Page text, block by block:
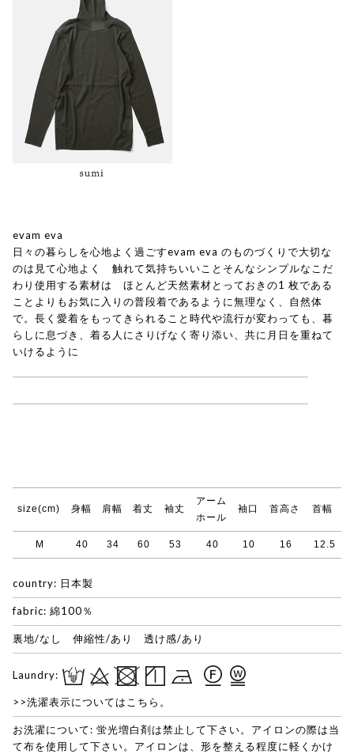
evam eva
日々の暮らしを心地よく過ごすevam eva のものづくりで大切な
のは見て心地よく 触れて気持ちいいことそんなシンプルなこだ
わり使用する素材は ほとんど天然素材とっておきの1 枚である
ことよりもお気に入りの普段着であるように無理なく、自然体
で。長く愛着をもってきられること時代や流行が変わっても、暮
らしに息づき、着る人にさりげなく寄り添い、共に月日を重ねて
いけるように
size(cm) 身幅 肩幅 着丈 袖丈
アーム
ホール
袖口 首高さ 首幅
M 40 34 60 53 40 10 16 12.5
country: 日本製
fabric: 綿100％
裏地/なし 伸縮性/あり 透け感/あり
Laundry:
>>洗濯表示についてはこちら。
お洗濯について: 蛍光増白剤は禁止して下さい。アイロンの際は当
て布を使用して下さい。アイロンは、形を整える程度に軽くかけ